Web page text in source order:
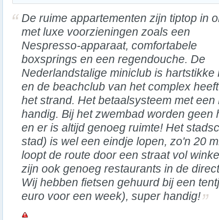
De ruime appartementen zijn tiptop in
met luxe voorzieningen zoals een
Nespresso-apparaat, comfortabele
boxsprings en een regendouche. De
Nederlandstalige miniclub is
en de beachclub van het complex
het strand. Het betaalsysteem met
handig. Bij het zwembad worden geen
en er is altijd genoeg ruimte! Het
stad) is wel een eindje lopen, zo'n 20
loopt de route door een straat vol
zijn ook genoeg restaurants in de
Wij hebben fietsen gehuurd bij een
euro voor een week), super handig!